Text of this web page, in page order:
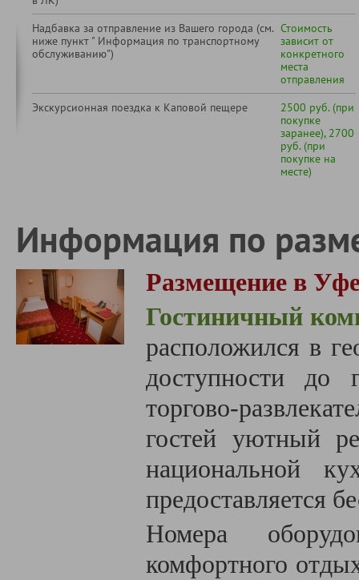
Надбавка за отправление из Вашего города (см.
ниже пункт " Информация по транспортному
обслуживанию")
Стоимость
зависит от
конкретного
места
отправления
Экскурсионная поездка к Каповой пещере
2500 руб. (при
покупке
заранее), 2700
руб. (при
покупке на
месте)
Информация по
Размещение в
Гостиничный
расположился в
доступности до
торгово-
гостей уютный
национальной
предоставляется
Номера
комфортного